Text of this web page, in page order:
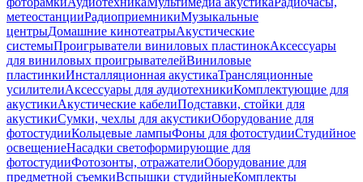
метеостанцииРадиоприемникиМузыкальные
центрыДомашние кинотеатрыАкустические
системыПроигрыватели виниловых пластинокАксессуары
для виниловых проигрывателейВиниловые
пластинкиИнсталляционная акустикаТрансляционные
усилителиАксессуары для аудиотехникиКомплектующие для
акустикиАкустические кабелиПодставки, стойки для
акустикиСумки, чехлы для акустикиОборудование для
фотостудииКольцевые лампыФоны для фотостудииСтудийное
освещениеНасадки светоформирующие для
фотостудииФотозонты, отражателиОборудование для
предметной съемкиВспышки студийныеКомплекты